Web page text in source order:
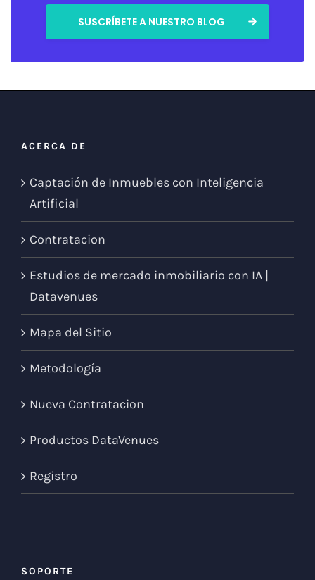
ACERCA DE
Captación de Inmuebles con Inteligencia
Artificial
Contratacion
Estudios de mercado inmobiliario con IA |
Datavenues
Mapa del Sitio
Metodología
Nueva Contratacion
Productos DataVenues
Registro
SOPORTE